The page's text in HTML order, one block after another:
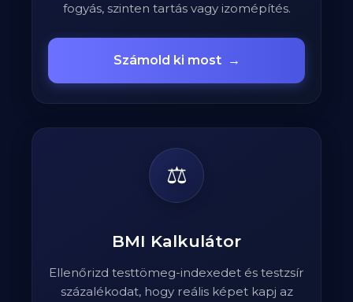
fogyás, szinten tartás vagy izomépítés.
Számold ki most →
⚖️
BMI Kalkulátor
Ellenőrizd testtömeg-indexedet és testzsír
százalékodat, hogy reális képet kapj az